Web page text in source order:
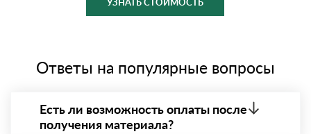
Ответы на популярные вопросы
Есть ли возможность оплаты после
получения материала?